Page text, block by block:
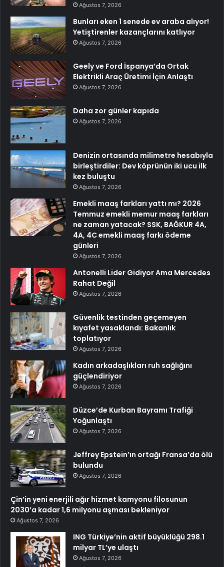
Ağustos 7, 2026
Bunları eken 1 senede ev araba alıyor!
Yetiştirenler kazançlarını katlıyor
Ağustos 7, 2026
Geely ve Ford İspanya’da Ortak
Elektrikli Araç Üretimi İçin Anlaştı
Ağustos 7, 2026
Daha zor günler kapıda
Ağustos 7, 2026
Denizin ortasında milimetre hesabıyla
birleştirdiler: Dev köprünün iki ucu ilk
kez buluştu
Ağustos 7, 2026
Emekli maaş farkları yattı mı? 2026
Temmuz emekli memur maaş farkları
ne zaman yatacak? SSK, BAĞKUR 4A,
4A, 4C emekli maaş farkı ödeme
günleri
Ağustos 7, 2026
Antonelli Lider Gidiyor Ama Mercedes
Rahat Değil
Ağustos 7, 2026
Güvenlik testinden geçemeyen
kıyafet yasaklandı: Bakanlık
toplatıyor
Ağustos 7, 2026
Kadın arkadaşlıkları ruh sağlığını
güçlendiriyor
Ağustos 7, 2026
Düzce’de Kurban Bayramı Trafiği
Yoğunlaştı
Ağustos 7, 2026
Jeffrey Epstein’ın ortağı Fransa’da ölü
bulundu
Ağustos 7, 2026
Çin’in yeni enerjili ağır hizmet kamyonu filosunun
2030’a kadar 1,6 milyonu aşması bekleniyor
Ağustos 7, 2026
ING Türkiye’nin aktif büyüklüğü 298.1
milyar TL’ye ulaştı
Ağustos 7, 2026